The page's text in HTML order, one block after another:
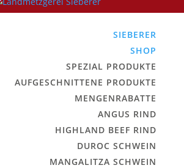
SIEBERER
SHOP
SPEZIAL PRODUKTE
AUFGESCHNITTENE PRODUKTE
MENGENRABATTE
ANGUS RIND
HIGHLAND BEEF RIND
DUROC SCHWEIN
MANGALITZA SCHWEIN